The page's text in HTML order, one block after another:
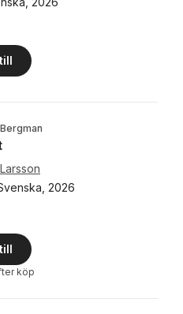
Totalt antal röster:
2026
Totalt antal röster:
köp